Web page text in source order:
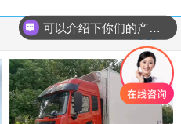
更多 »
你们是怎么收费的呢